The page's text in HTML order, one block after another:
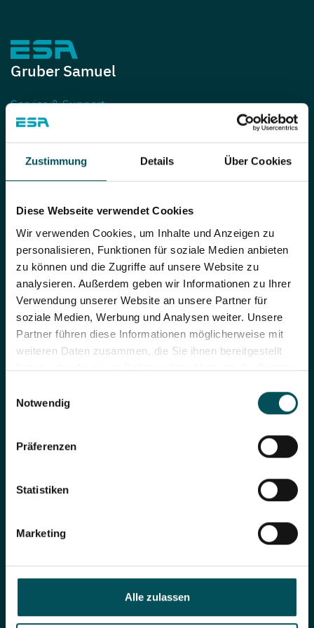
Zustimmung Details Über Cookies
Diese Webseite verwendet Cookies
Wir verwenden Cookies, um Inhalte und Anzeigen zu
personalisieren, Funktionen für soziale Medien anbieten
zu können und die Zugriffe auf unsere Website zu
analysieren. Außerdem geben wir Informationen zu Ihrer
Verwendung unserer Website an unsere Partner für
soziale Medien, Werbung und Analysen weiter. Unsere
Partner führen diese Informationen möglicherweise mit
weiteren Daten zusammen, die Sie ihnen bereitgestellt
haben oder die sie im Rahmen Ihrer Nutzung der Dienste
Notwendig
Präferenzen
Statistiken
Marketing
Alle zulassen
Gruber Samuel
Service & Support
+43 7253 7515-0
Share page